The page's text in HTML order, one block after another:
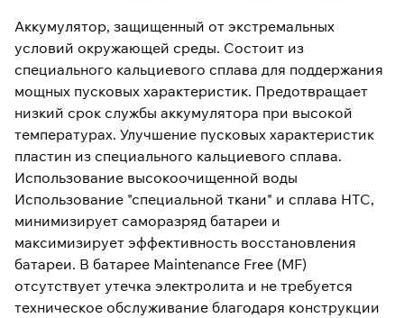
Аккумулятор, защищенный от экстремальных
условий окружающей среды. Состоит из
специального кальциевого сплава для поддержания
мощных пусковых характеристик. Предотвращает
низкий срок службы аккумулятора при высокой
температурах. Улучшение пусковых характеристик
пластин из специального кальциевого сплава.
Использование высокоочищенной воды
Использование "специальной ткани" и сплава HTC,
минимизирует саморазряд батареи и
максимизирует эффективность восстановления
батареи. В батарее Maintenance Free (MF)
отсутствует утечка электролита и не требуется
техническое обслуживание благодаря конструкции